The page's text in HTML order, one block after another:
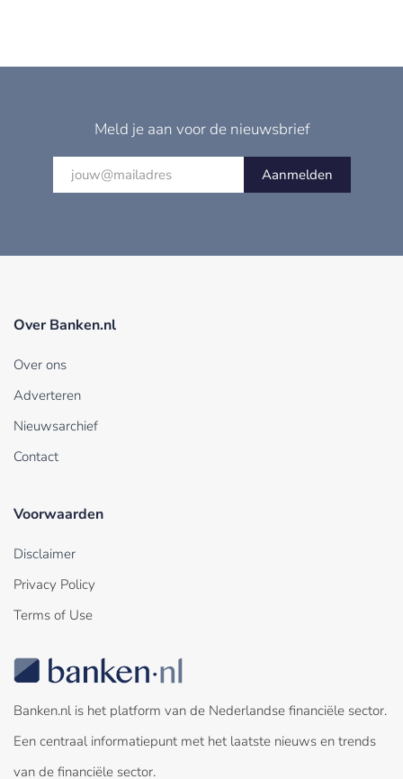
Meld je aan voor de nieuwsbrief
Aanmelden
Over Banken.nl
Over ons
Adverteren
Nieuwsarchief
Contact
Voorwaarden
Disclaimer
Privacy Policy
Terms of Use
Banken.nl is het platform van de Nederlandse financiële sector.
Een centraal informatiepunt met het laatste nieuws en trends
van de financiële sector.